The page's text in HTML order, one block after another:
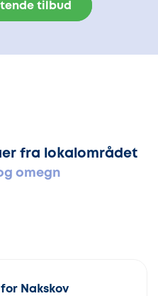
tilbud
fra lokalområdet
omegn
Nakskov